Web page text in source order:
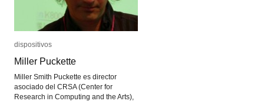
dispositivos
Miller Puckette
Miller Smith Puckette es director
asociado del CRSA (Center for
Research in Computing and the Arts),
dispositivos
Miller Puckette